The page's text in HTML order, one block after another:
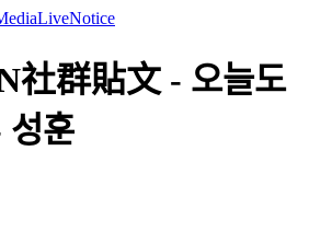
LiveNotice
社群貼文 - 오늘도
훈